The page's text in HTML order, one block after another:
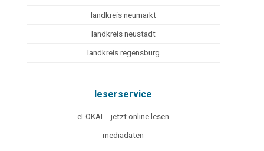
landkreis neumarkt
landkreis neustadt
landkreis regensburg
leserservice
eLOKAL - jetzt online lesen
mediadaten